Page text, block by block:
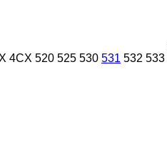
4CX 520 525 530 531 532 533